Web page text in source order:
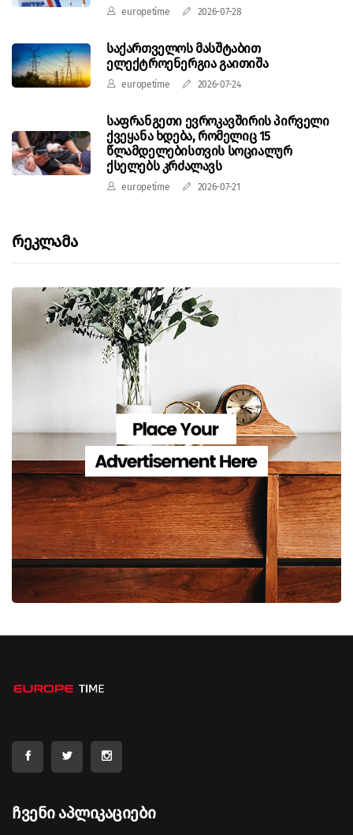
europetime 2026-07-28
საქართველოს მასშტაბით
ელექტროენერგია გაითიშა
europetime 2026-07-24
საფრანგეთი ევროკავშირის პირველი
ქვეყანა ხდება, რომელიც 15
წლამდელებისთვის სოციალურ
ქსელებს კრძალავს
europetime 2026-07-21
Რეკლამა
Ჩვენი Აპლიკაციები